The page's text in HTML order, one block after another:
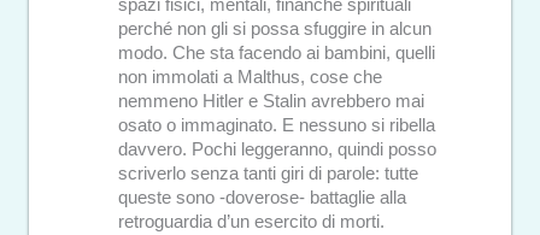
spazi fisici, mentali, finanche spirituali
perché non gli si possa sfuggire in alcun
modo. Che sta facendo ai bambini, quelli
non immolati a Malthus, cose che
nemmeno Hitler e Stalin avrebbero mai
osato o immaginato. E nessuno si ribella
davvero. Pochi leggeranno, quindi posso
scriverlo senza tanti giri di parole: tutte
queste sono -doverose- battaglie alla
retroguardia d’un esercito di morti.